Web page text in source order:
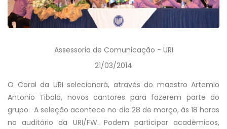
Assessoria de Comunicação - URI
21/03/2014
O Coral da URI selecionará, através do maestro Artemio
Antonio Tibola, novos cantores para fazerem parte do
grupo. A seleção acontece no dia 28 de março, às 18 horas
no auditório da URI/FW. Podem participar acadêmicos,